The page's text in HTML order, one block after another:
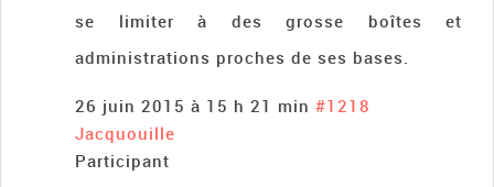
se limiter à des grosse boîtes et
administrations proches de ses bases.
26 juin 2015 à 15 h 21 min #1218
Jacquouille
Participant